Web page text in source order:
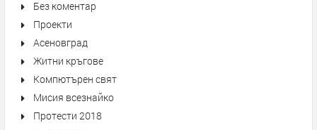
Без коментар
Проекти
Асеновград
Житни кръгове
Компютърен свят
Мисия всезнайко
Протести 2018